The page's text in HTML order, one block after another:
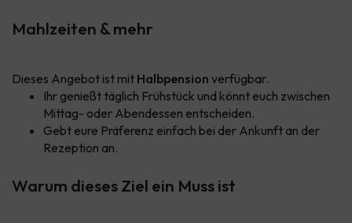
Mahlzeiten & mehr
Dieses Angebot ist mit Halbpension verfügbar.
Ihr genießt täglich Frühstück und könnt euch zwischen
Mittag- oder Abendessen entscheiden.
Gebt eure Präferenz einfach bei der Ankunft an der
Rezeption an.
Warum dieses Ziel ein Muss ist